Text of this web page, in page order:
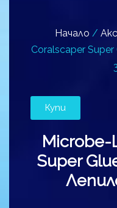
Начало /
Coralscaper
Купи
Microbe-
Super